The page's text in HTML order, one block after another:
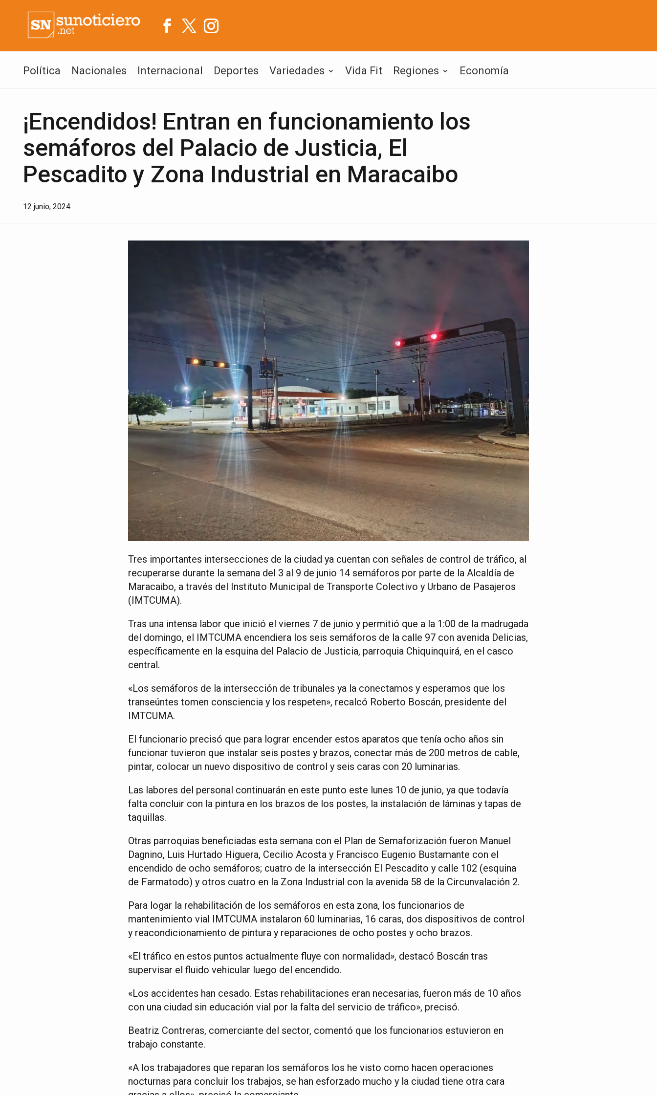
Política Nacionales Internacional Deportes Variedades Vida Fit Regiones Economía
¡Encendidos! Entran en funcionamiento los
semáforos del Palacio de Justicia, El
Pescadito y Zona Industrial en Maracaibo
12 junio, 2024
Tres importantes intersecciones de la ciudad ya cuentan con señales de control de tráfico, al
recuperarse durante la semana del 3 al 9 de junio 14 semáforos por parte de la Alcaldía de
Maracaibo, a través del Instituto Municipal de Transporte Colectivo y Urbano de Pasajeros
(IMTCUMA).
Tras una intensa labor que inició el viernes 7 de junio y permitió que a la 1:00 de la madrugada
del domingo, el IMTCUMA encendiera los seis semáforos de la calle 97 con avenida Delicias,
específicamente en la esquina del Palacio de Justicia, parroquia Chiquinquirá, en el casco
central.
«Los semáforos de la intersección de tribunales ya la conectamos y esperamos que los
transeúntes tomen consciencia y los respeten», recalcó Roberto Boscán, presidente del
IMTCUMA.
El funcionario precisó que para lograr encender estos aparatos que tenía ocho años sin
funcionar tuvieron que instalar seis postes y brazos, conectar más de 200 metros de cable,
pintar, colocar un nuevo dispositivo de control y seis caras con 20 luminarias.
Las labores del personal continuarán en este punto este lunes 10 de junio, ya que todavía
falta concluir con la pintura en los brazos de los postes, la instalación de láminas y tapas de
taquillas.
Otras parroquias beneficiadas esta semana con el Plan de Semaforización fueron Manuel
Dagnino, Luis Hurtado Higuera, Cecilio Acosta y Francisco Eugenio Bustamante con el
encendido de ocho semáforos; cuatro de la intersección El Pescadito y calle 102 (esquina
de Farmatodo) y otros cuatro en la Zona Industrial con la avenida 58 de la Circunvalación 2.
Para logar la rehabilitación de los semáforos en esta zona, los funcionarios de
mantenimiento vial IMTCUMA instalaron 60 luminarias, 16 caras, dos dispositivos de control
y reacondicionamiento de pintura y reparaciones de ocho postes y ocho brazos.
«El tráfico en estos puntos actualmente fluye con normalidad», destacó Boscán tras
supervisar el fluido vehicular luego del encendido.
«Los accidentes han cesado. Estas rehabilitaciones eran necesarias, fueron más de 10 años
con una ciudad sin educación vial por la falta del servicio de tráfico», precisó.
Beatriz Contreras, comerciante del sector, comentó que los funcionarios estuvieron en
trabajo constante.
«A los trabajadores que reparan los semáforos los he visto como hacen operaciones
nocturnas para concluir los trabajos, se han esforzado mucho y la ciudad tiene otra cara